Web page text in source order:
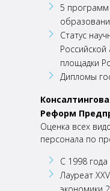
5 программ
Статус
площадки
Дипломы
Реформ
Оценка всех
персонала по
С 1998
Лауреат